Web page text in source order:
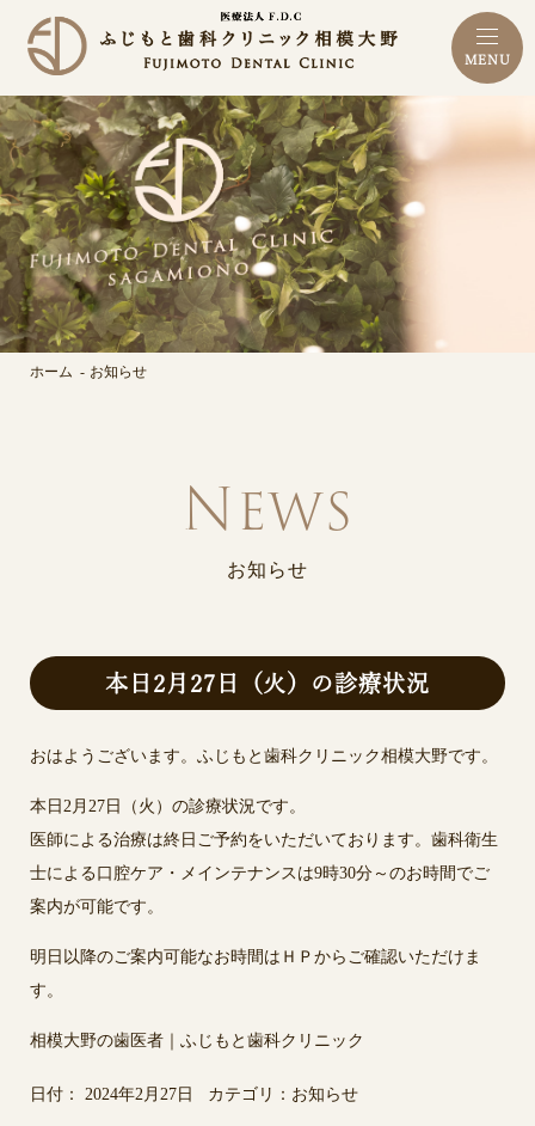
MENU
ホーム お知らせ
お知らせ
本日2月27日（火）の診療状況
おはようございます。ふじもと歯科クリニック相模大野です。
本日2月27日（火）の診療状況です。
医師による治療は終日ご予約をいただいております。歯科衛生
士による口腔ケア・メインテナンスは9時30分～のお時間でご
案内が可能です。
明日以降のご案内可能なお時間はＨＰからご確認いただけま
す。
相模大野の歯医者｜ふじもと歯科クリニック
日付： 2024年2月27日 カテゴリ： お知らせ